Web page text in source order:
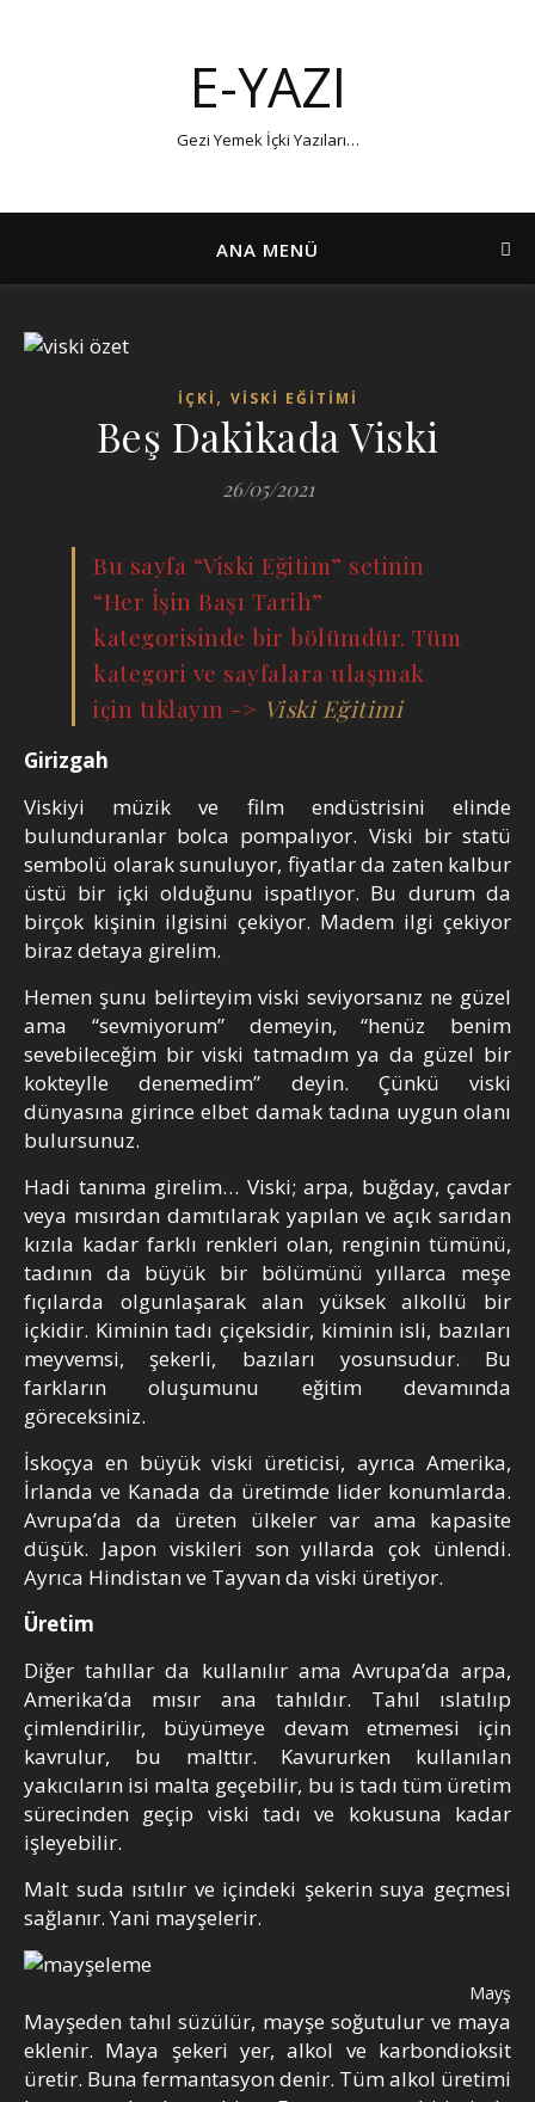
E-YAZI
Gezi Yemek İçki Yazıları…
ANA MENÜ
İÇKİ , VİSKİ EĞİTİMİ
Beş Dakikada Viski
26/05/2021
Bu sayfa “Viski Eğitim” setinin
“Her İşin Başı Tarih”
kategorisinde bir bölümdür. Tüm
kategori ve sayfalara ulaşmak
için tıklayın -> Viski Eğitimi
Girizgah
Viskiyi müzik ve film endüstrisini elinde
bulunduranlar bolca pompalıyor. Viski bir statü
sembolü olarak sunuluyor, fiyatlar da zaten kalbur
üstü bir içki olduğunu ispatlıyor. Bu durum da
birçok kişinin ilgisini çekiyor. Madem ilgi çekiyor
biraz detaya girelim.
Hemen şunu belirteyim viski seviyorsanız ne güzel
ama “sevmiyorum” demeyin, “henüz benim
sevebileceğim bir viski tatmadım ya da güzel bir
kokteylle denemedim” deyin. Çünkü viski
dünyasına girince elbet damak tadına uygun olanı
bulursunuz.
Hadi tanıma girelim… Viski; arpa, buğday, çavdar
veya mısırdan damıtılarak yapılan ve açık sarıdan
kızıla kadar farklı renkleri olan, renginin tümünü,
tadının da büyük bir bölümünü yıllarca meşe
fıçılarda olgunlaşarak alan yüksek alkollü bir
içkidir. Kiminin tadı çiçeksidir, kiminin isli, bazıları
meyvemsi, şekerli, bazıları yosunsudur. Bu
farkların oluşumunu eğitim devamında
göreceksiniz.
İskoçya en büyük viski üreticisi, ayrıca Amerika,
İrlanda ve Kanada da üretimde lider konumlarda.
Avrupa’da da üreten ülkeler var ama kapasite
düşük. Japon viskileri son yıllarda çok ünlendi.
Ayrıca Hindistan ve Tayvan da viski üretiyor.
Üretim
Diğer tahıllar da kullanılır ama Avrupa’da arpa,
Amerika’da mısır ana tahıldır. Tahıl ıslatılıp
çimlendirilir, büyümeye devam etmemesi için
kavrulur, bu malttır. Kavururken kullanılan
yakıcıların isi malta geçebilir, bu is tadı tüm üretim
sürecinden geçip viski tadı ve kokusuna kadar
işleyebilir.
Malt suda ısıtılır ve içindeki şekerin suya geçmesi
sağlanır. Yani mayşelerir.
Mayşeden tahıl süzülür, mayşe soğutulur ve maya
eklenir. Maya şekeri yer, alkol ve karbondioksit
üretir. Buna fermantasyon denir. Tüm alkol üretimi